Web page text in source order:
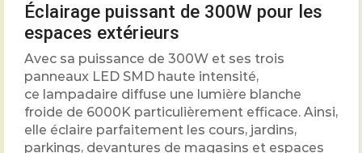
Éclairage puissant de 300W pour les
espaces extérieurs
Avec sa puissance de 300W et ses trois
panneaux LED SMD haute intensité,
ce lampadaire diffuse une lumière blanche
froide de 6000K particulièrement efficace. Ainsi,
elle éclaire parfaitement les cours, jardins,
parkings, devantures de magasins et espaces